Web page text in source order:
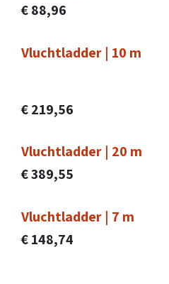
€88,96
Vluchtladder | 10 m
€219,56
Vluchtladder | 20 m
€389,55
Vluchtladder | 7 m
€148,74